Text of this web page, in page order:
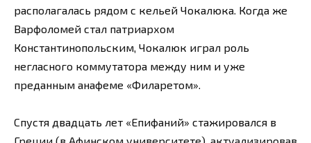
располагалась рядом с кельей Чокалюка. Когда же
Варфоломей стал патриархом
Константинопольским, Чокалюк играл роль
негласного коммутатора между ним и уже
преданным анафеме «Филаретом».
Спустя двадцать лет «Епифаний» стажировался в